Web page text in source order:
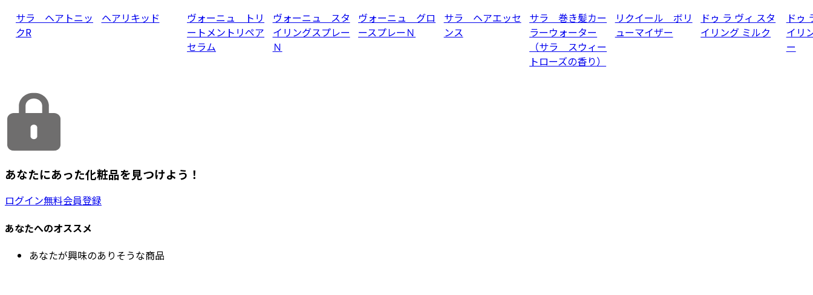
サラ ヘアトニッ
クR
ヘアリキッド
ヴォーニュ トリ
ートメントリペア
セラム
ヴォーニュ スタ
イリングスプレー
Ｎ
ヴォーニュ グロ
ースプレーＮ
サラ ヘアエッセ
ンス
サラ 巻き髪カー
ラーウォーター
（サラ スウィー
トローズの香り）
リクイール ボリ
ューマイザー
ドゥ ラ ヴィ スタ
イリング ミルク
ドゥ
イリ
ー
あなたにあった化粧品を見つけよう！
ログイン無料会員登録
あなたへのオススメ
あなたが興味のありそうな商品